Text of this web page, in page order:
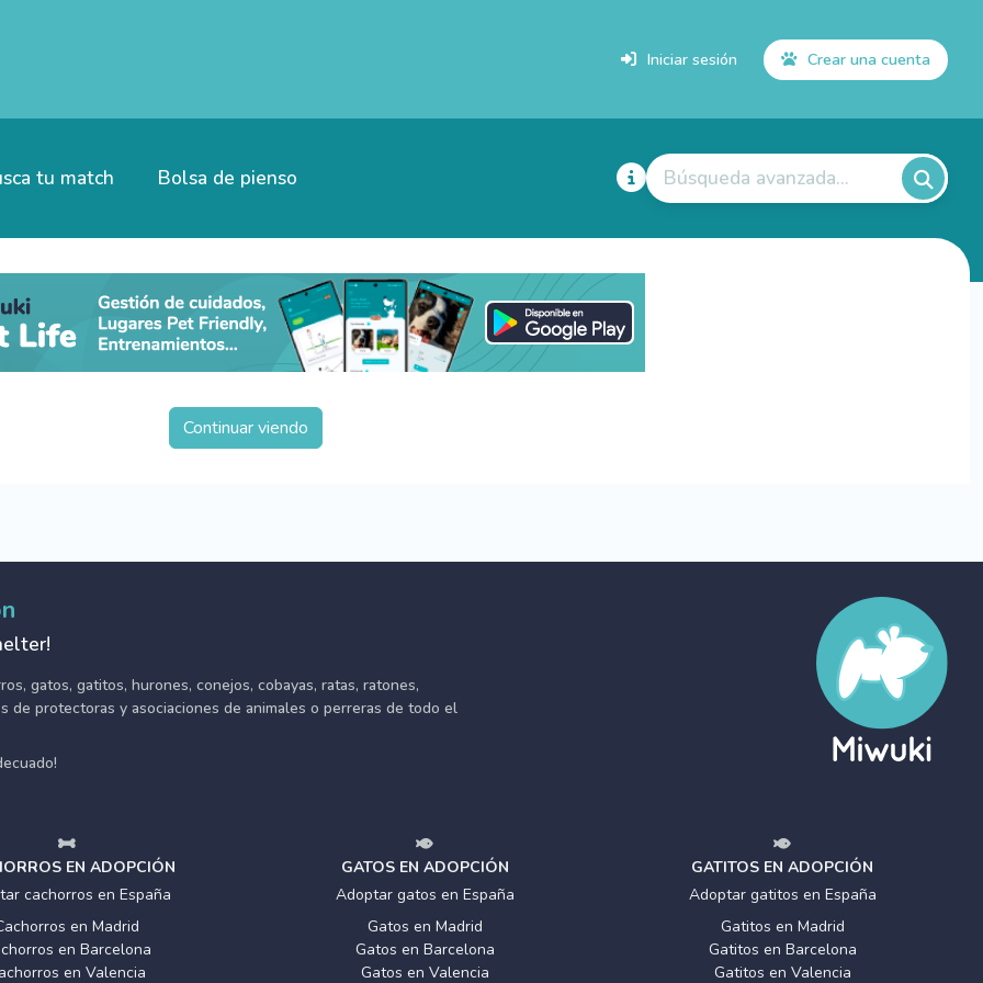
Iniciar sesión Crear una cuenta
tu match Bolsa de pienso Búsqueda avanzada...
Continuar viendo
gatos, gatitos, hurones, conejos, cobayas, ratas, ratones,
de protectoras y asociaciones de animales o perreras de todo el
EN ADOPCIÓN
cachorros en España
en Madrid
en Barcelona
en Valencia
GATOS EN ADOPCIÓN
Adoptar gatos en España
Gatos en Madrid
Gatos en Barcelona
Gatos en Valencia
GATITOS EN ADOPCIÓN
Adoptar gatitos en España
Gatitos en Madrid
Gatitos en Barcelona
Gatitos en Valencia